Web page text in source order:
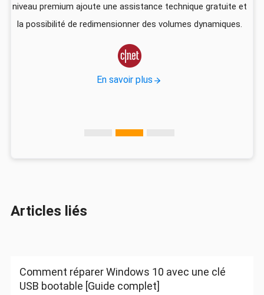
niveau premium ajoute une assistance technique gratuite et
la possibilité de redimensionner des volumes dynamiques.

En savoir plus
Articles liés
Comment réparer Windows 10 avec une clé
USB bootable [Guide complet]